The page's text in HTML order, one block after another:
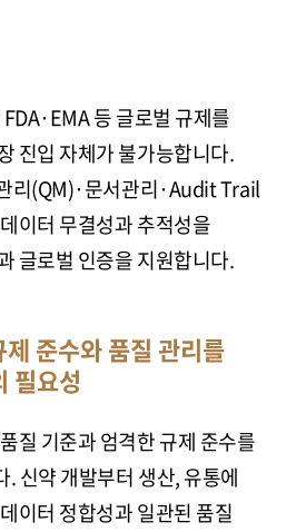
등 글로벌 규제를
진입 자체가 불가능합니다.
리(QM)·문서관리·Audit Trail
이터 무결성과 추적성을
글로벌 인증을 지원합니다.
준수와 품질 관리를
필요성
질 기준과 엄격한 규제 준수를
신약 개발부터 생산, 유통에
이터 정합성과 일관된 품질